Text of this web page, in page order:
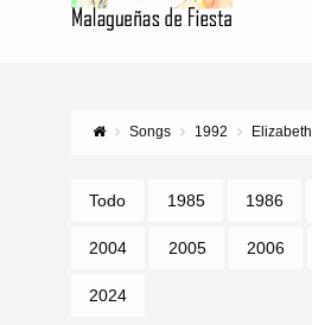
Songs 1992 Elizabeth
Todo 1985 1986
2004 2005 2006
2024